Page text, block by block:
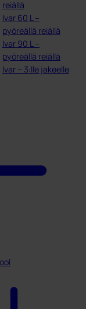
reiällä
Ivar 60 L –
pyöreällä reiällä
Ivar 90 L –
pyöreällä reiällä
Ivar – 3:lle jakeelle